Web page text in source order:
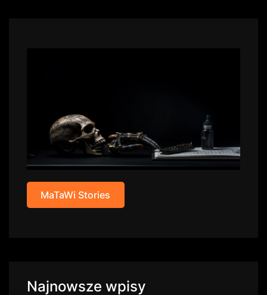
MaTaWi Stories
Najnowsze wpisy